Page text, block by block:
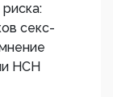
секс-
НСН